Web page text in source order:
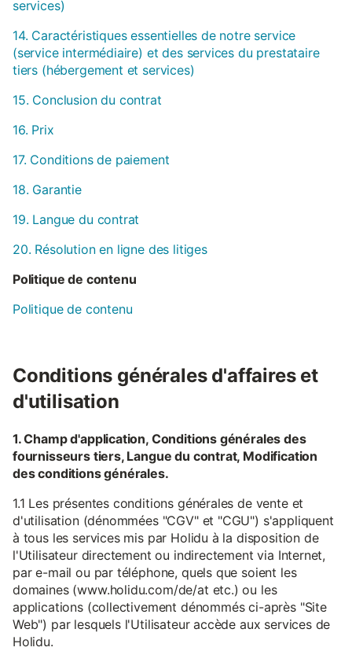
services)
14. Caractéristiques essentielles de notre service
(service intermédiaire) et des services du prestataire
tiers (hébergement et services)
15. Conclusion du contrat
16. Prix
17. Conditions de paiement
18. Garantie
19. Langue du contrat
20. Résolution en ligne des litiges
Politique de contenu
Politique de contenu
Conditions générales d'affaires et
d'utilisation
1. Champ d'application, Conditions générales des
fournisseurs tiers, Langue du contrat, Modification
des conditions générales.
1.1 Les présentes conditions générales de vente et
d'utilisation (dénommées "CGV" et "CGU") s'appliquent
à tous les services mis par Holidu à la disposition de
l'Utilisateur directement ou indirectement via Internet,
par e-mail ou par téléphone, quels que soient les
domaines (www.holidu.com/de/at etc.) ou les
applications (collectivement dénommés ci-après "Site
Web") par lesquels l'Utilisateur accède aux services de
Holidu.